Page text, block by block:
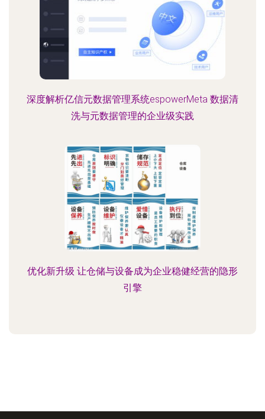
深度解析亿信元数据管理系统espowerMeta 数据清
洗与元数据管理的企业级实践
优化新升级 让仓储与设备成为企业稳健经营的隐形
引擎